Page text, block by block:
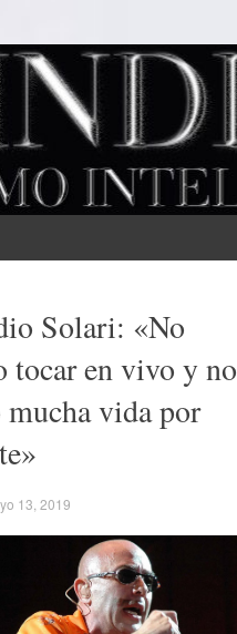
Inteligente
Solari: «No
tocar en vivo y no
mucha vida por
13, 2019